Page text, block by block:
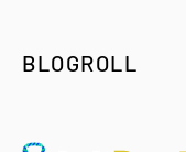
BLOGROLL